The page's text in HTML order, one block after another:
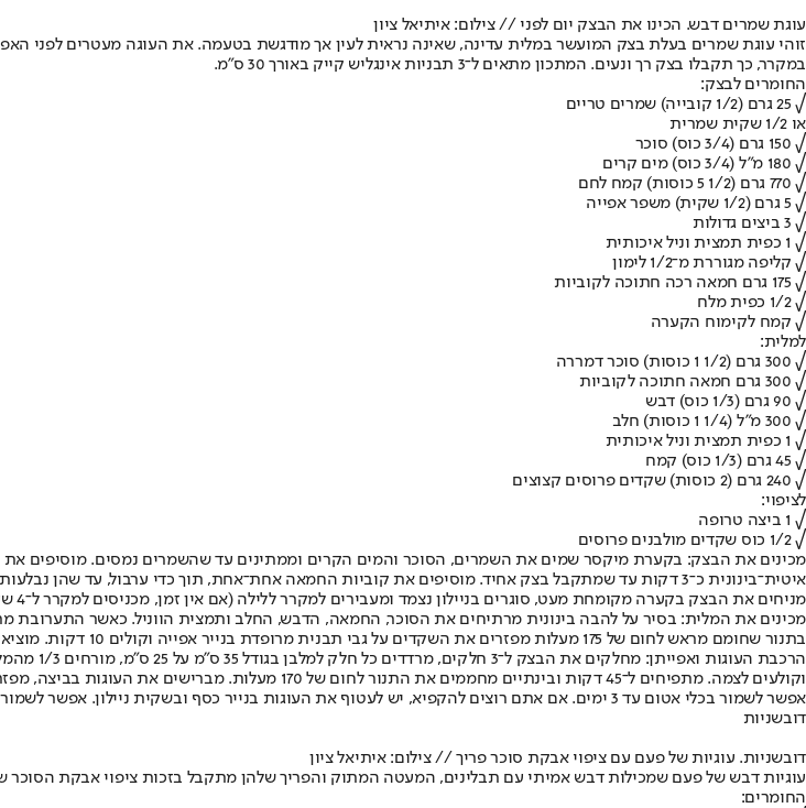
עוגת שמרים דבש. הכינו את הבצק יום לפני // צילום: איתיאל ציון
זוהי עוגת שמרים בעלת בצק המועשר במלית עדינה, שאינה נראית לעין אך מודגשת בטעמה. את העוגה מעטרים לפני
במקרר, כך תקבלו בצק רך ונעים. המתכון מתאים ל־3 תבניות אינגליש קייק באורך 30 ס"מ.
החומרים לבצק:
√ 25 גרם (1/2 קובייה) שמרים טריים
או 1/2 שקית שמרית
√ 150 גרם (3/4 כוס) סוכר
√ 180 מ"ל (3/4 כוס) מים קרים
√ 770 גרם (1/2 5 כוסות) קמח לחם
√ 5 גרם (1/2 שקית) משפר אפייה
√ 3 ביצים גדולות
√ 1 כפית תמצית וניל איכותית
√ קליפה מגוררת מ־1/2 לימון
√ 175 גרם חמאה רכה חתוכה לקוביות
√ 1/2 כפית מלח
√ קמח לקימוח הקערה
למלית:
√ 300 גרם (1/2 1 כוסות) סוכר דמררה
√ 300 גרם חמאה חתוכה לקוביות
√ 90 גרם (1/3 כוס) דבש
√ 300 מ"ל (1/4 1 כוסות) חלב
√ 1 כפית תמצית וניל איכותית
√ 45 גרם (1/3 כוס) קמח
√ 240 גרם (2 כוסות) שקדים פרוסים קצוצים
לציפוי:
√ 1 ביצה טרופה
√ 1/2 כוס שקדים מולבנים פרוסים
מכינים את הבצק: בקערת מיקסר שמים את השמרים, הסוכר והמים הקרים וממתינים עד שהשמרים נמסים. מוסיפים את
איטית־בינונית כ־3 דקות עד שמתקבל בצק אחיד. מוסיפים את קוביות החמאה אחת־אחת, תוך כדי ערבול, עד שהן נבלעות בתערובת, וממשיכים ללוש 7 דקות נוספות. מוסיפים את המלח ולשים כדקה.
מניחים את הבצק בקערה מקומחת מעט, סוגרים בניילון נצמד ומעבירים למקרר ללילה (אם אין זמן, מכניסים למקרר ל־4 שעות).
מכינים את המלית: בסיר על להבה בינונית מרתיחים את הסוכר, החמאה, הדבש, החלב ותמצית הווניל. כאשר
בתנור שחומם מראש לחום של 175 מעלות מפזרים את השקדים על גבי תבנית מרופדת בנייר אפייה וקולים 10 דקות. מוציאים את השקדים מהתנור, מצננים וקוצצים גס.
וקולעים לצמה. מתפיחים ל־45 דקות ובינתיים מחממים את התנור לחום של 170 מעלות. מברישים את העוגות בביצה, מפזרים מעל את פרוסות השקדים ואופים 35-40 דקות עד הזהבה. מוציאים מהתנור ומגישים.
אפשר לשמור בכלי אטום עד 3 ימים. אם אתם רוצים להקפיא, יש לעטוף את העוגות בנייר כסף ובשקית ניילון. אפשר לשמור במקפיא עד חודש ימים.
דובשניות
דובשניות. עוגיות של פעם עם ציפוי אבקת סוכר פריך // צילום: איתיאל ציון
עוגיות דבש של פעם שמכילות דבש אמיתי עם תבלינים, המעטה המתוק והפריך שלהן מתקבל בזכות ציפוי אבקת הסוכר שנבזק
החומרים: